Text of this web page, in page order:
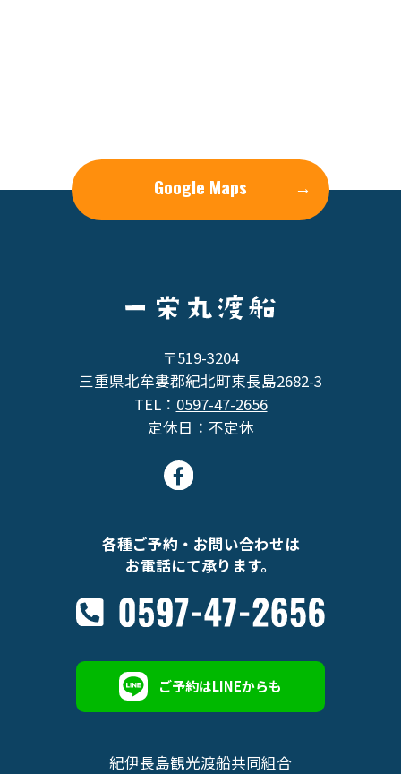
Google Maps →
〒519-3204
三重県北牟婁郡紀北町東長島2682-3
TEL： 0597-47-2656
定休日：不定休
各種ご予約・お問い合わせは
お電話にて承ります。
ご予約はLINEからも
紀伊長島観光渡船共同組合